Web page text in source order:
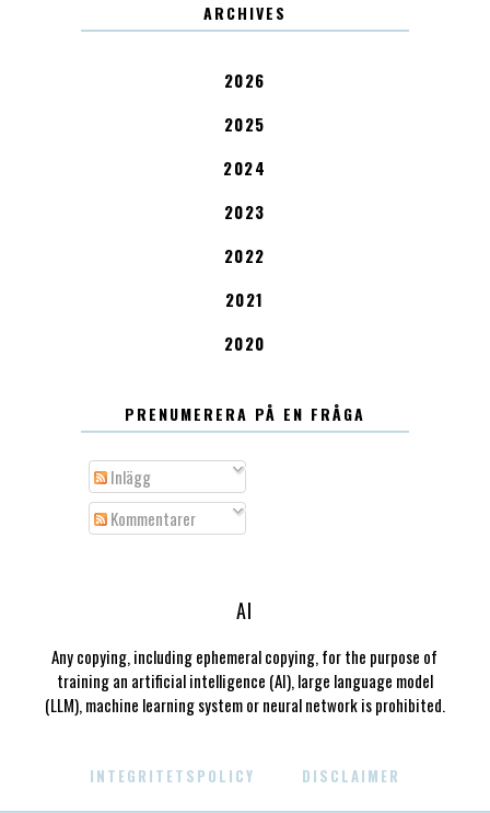
ARCHIVES
2026
2025
2024
2023
2022
2021
2020
PRENUMERERA PÅ EN FRÅGA
Inlägg
Kommentarer
AI
Any copying, including ephemeral copying, for the purpose of
training an artificial intelligence (AI), large language model
(LLM), machine learning system or neural network is prohibited.
INTEGRITETSPOLICY DISCLAIMER